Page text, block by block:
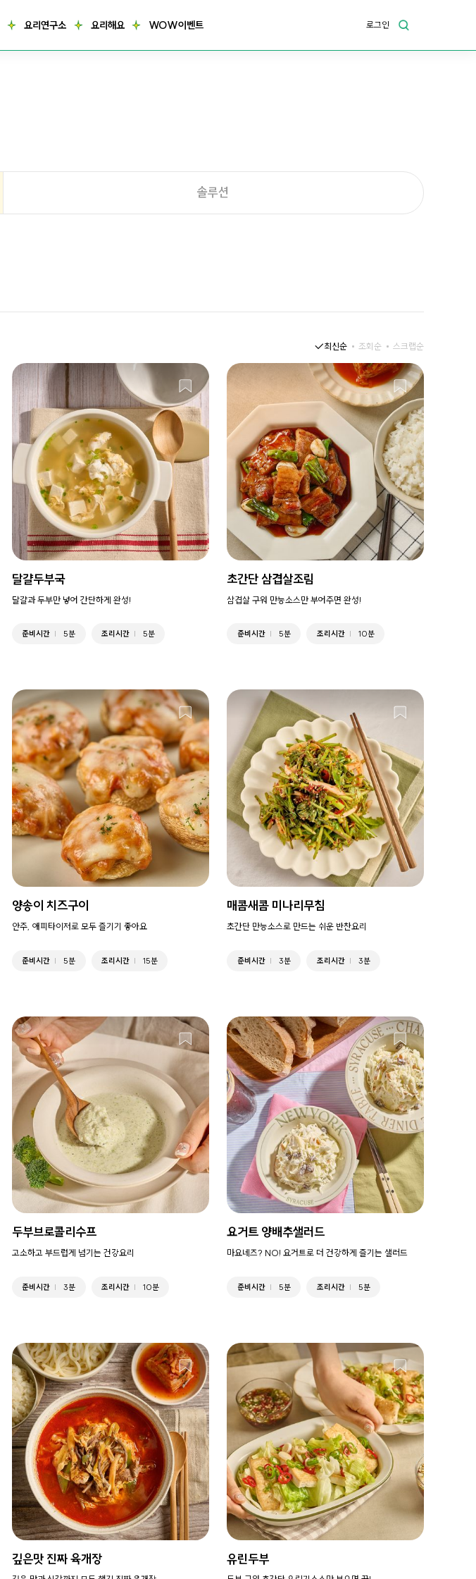
요리연구소 요리해요 WOW이벤트 로그인
솔루션
최신순 조회순 스크랩순
달걀두부국
달걀과 두부만 넣어 간단하게 완성!
준비시간 5분 조리시간 5분
초간단 삼겹살조림
삼겹살 구워 만능소스만 부어주면 완성!
준비시간 5분 조리시간 10분
양송이 치즈구이
안주, 애피타이저로 모두 즐기기 좋아요
준비시간 5분 조리시간 15분
매콤새콤 미나리무침
초간단 만능소스로 만드는 쉬운 반찬요리
준비시간 3분 조리시간 3분
두부브로콜리수프
고소하고 부드럽게 넘기는 건강요리
준비시간 3분 조리시간 10분
요거트 양배추샐러드
마요네즈? NO! 요거트로 더 건강하게 즐기는 샐러드
준비시간 5분 조리시간 5분
깊은맛 진짜 육개장 유린두부